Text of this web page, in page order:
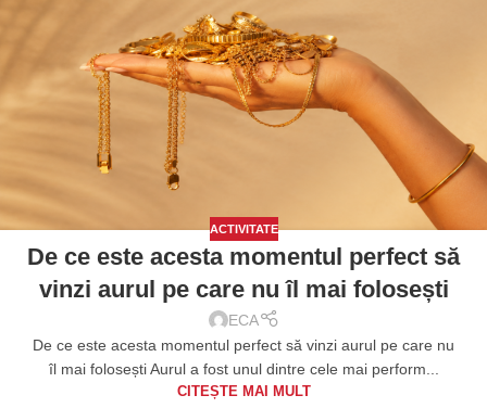
ACTIVITATE
De ce este acesta momentul perfect să
vinzi aurul pe care nu îl mai folosești
ECA
De ce este acesta momentul perfect să vinzi aurul pe care nu
îl mai folosești Aurul a fost unul dintre cele mai perform...
CITEȘTE MAI MULT